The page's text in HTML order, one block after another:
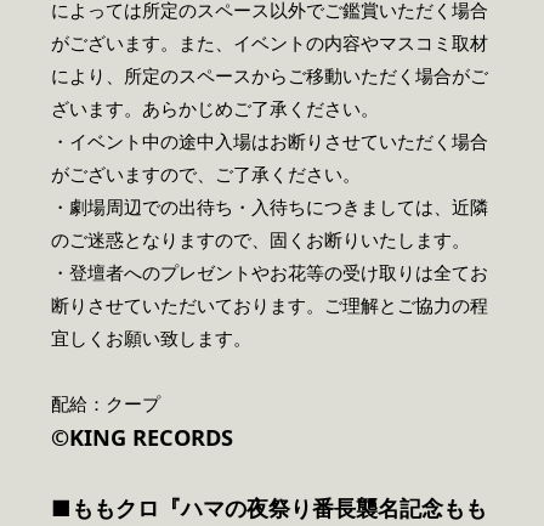
によっては所定のスペース以外でご鑑賞いただく場合
がございます。また、イベントの内容やマスコミ取材
により、所定のスペースからご移動いただく場合がご
ざいます。あらかじめご了承ください。
・イベント中の途中入場はお断りさせていただく場合
がございますので、ご了承ください。
・劇場周辺での出待ち・入待ちにつきましては、近隣
のご迷惑となりますので、固くお断りいたします。
・登壇者へのプレゼントやお花等の受け取りは全てお
断りさせていただいております。ご理解とご協力の程
宜しくお願い致します。
配給：クープ
©KING RECORDS
■ももクロ『ハマの夜祭り番長襲名記念もも